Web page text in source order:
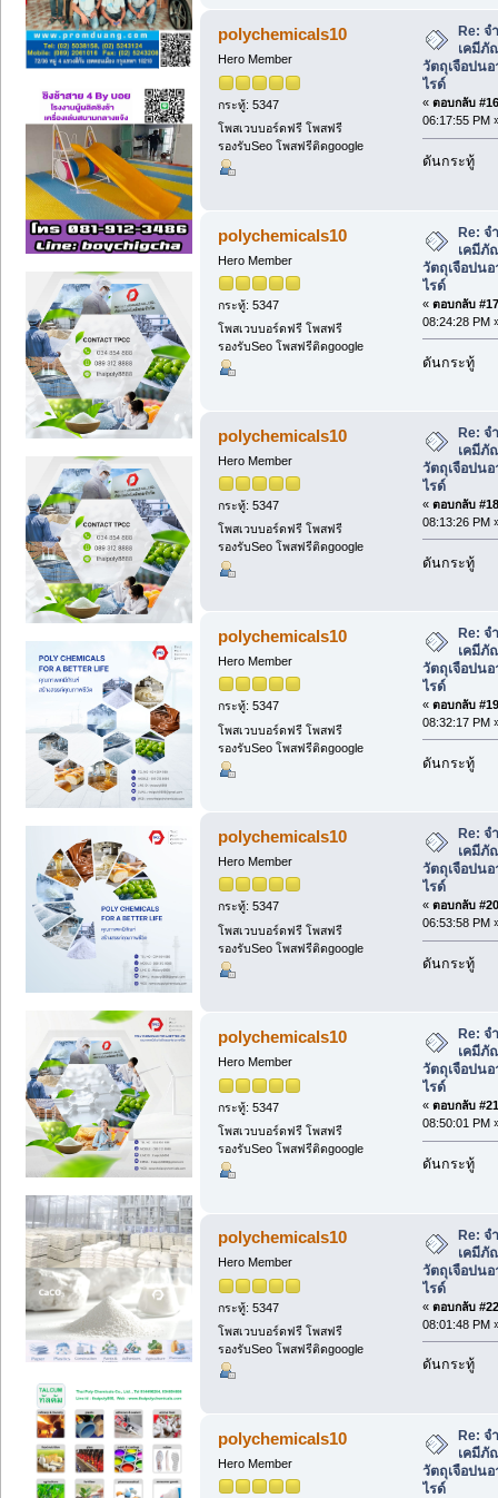
polychemicals10
Hero Member
กระทู้: 5347
โพสเวบบอร์ดฟรี โพสฟรี
รองรับSeo โพสฟรีติดgoogle
Re: จ
เคมีภั
วัตถุเจือปน
ไรด์
« ตอบกลับ
06:17:55 PM
ดันกระทู้
polychemicals10
Hero Member
กระทู้: 5347
โพสเวบบอร์ดฟรี โพสฟรี
รองรับSeo โพสฟรีติดgoogle
Re: จ
เคมีภั
วัตถุเจือปน
ไรด์
« ตอบกลับ
08:24:28 PM
ดันกระทู้
polychemicals10
Hero Member
กระทู้: 5347
โพสเวบบอร์ดฟรี โพสฟรี
รองรับSeo โพสฟรีติดgoogle
Re: จ
เคมีภั
วัตถุเจือปน
ไรด์
« ตอบกลับ
08:13:26 PM
ดันกระทู้
polychemicals10
Hero Member
กระทู้: 5347
โพสเวบบอร์ดฟรี โพสฟรี
รองรับSeo โพสฟรีติดgoogle
Re: จ
เคมีภั
วัตถุเจือปน
ไรด์
« ตอบกลับ
08:32:17 PM
ดันกระทู้
polychemicals10
Hero Member
กระทู้: 5347
โพสเวบบอร์ดฟรี โพสฟรี
รองรับSeo โพสฟรีติดgoogle
Re: จ
เคมีภั
วัตถุเจือปน
ไรด์
« ตอบกลับ
06:53:58 PM
ดันกระทู้
polychemicals10
Hero Member
กระทู้: 5347
โพสเวบบอร์ดฟรี โพสฟรี
รองรับSeo โพสฟรีติดgoogle
Re: จ
เคมีภั
วัตถุเจือปน
ไรด์
« ตอบกลับ
08:50:01 PM
ดันกระทู้
polychemicals10
Hero Member
กระทู้: 5347
โพสเวบบอร์ดฟรี โพสฟรี
รองรับSeo โพสฟรีติดgoogle
Re: จ
เคมีภั
วัตถุเจือปน
ไรด์
« ตอบกลับ
08:01:48 PM
ดันกระทู้
polychemicals10
Hero Member
Re: จ
เคมีภั
วัตถุเจือปน
ไรด์